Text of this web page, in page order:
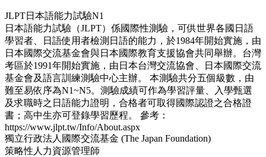
JLPT日本語能力試驗N1
日本語能力試驗（JLPT）係國際性測驗，可供世界各國日語
學習者、日語使用者檢測日語的能力，於1984年開始實施，由
日本國際交流基金會與日本國際教育支援協會共同舉辦。台灣
考區於1991年開始實施，由日本台灣交流協會、日本國際交流
基金會及語言訓練測驗中心主辦。 本測驗共分五個級數，由
難至易依序為N1~N5。測驗成績可作為學習評量、入學甄選
及求職時之日語能力證明，合格者可取得國際認證之合格證
書；高中生亦可登錄學習歷程。 參考：
https://www.jlpt.tw/Info/About.aspx
獨立行政法人國際交流基金 (The Japan Foundation)
策略性人力資源管理師